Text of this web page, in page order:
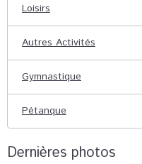
Loisirs
Autres Activités
Gymnastique
Pétanque
Dernières photos